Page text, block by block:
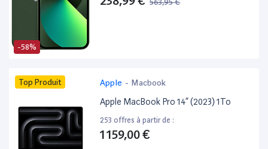
-58%
563,95 €
Top Produit Apple - Macbook
Apple MacBook Pro 14” (2023) 1To
253 offres à partir de :
1 159,00 €